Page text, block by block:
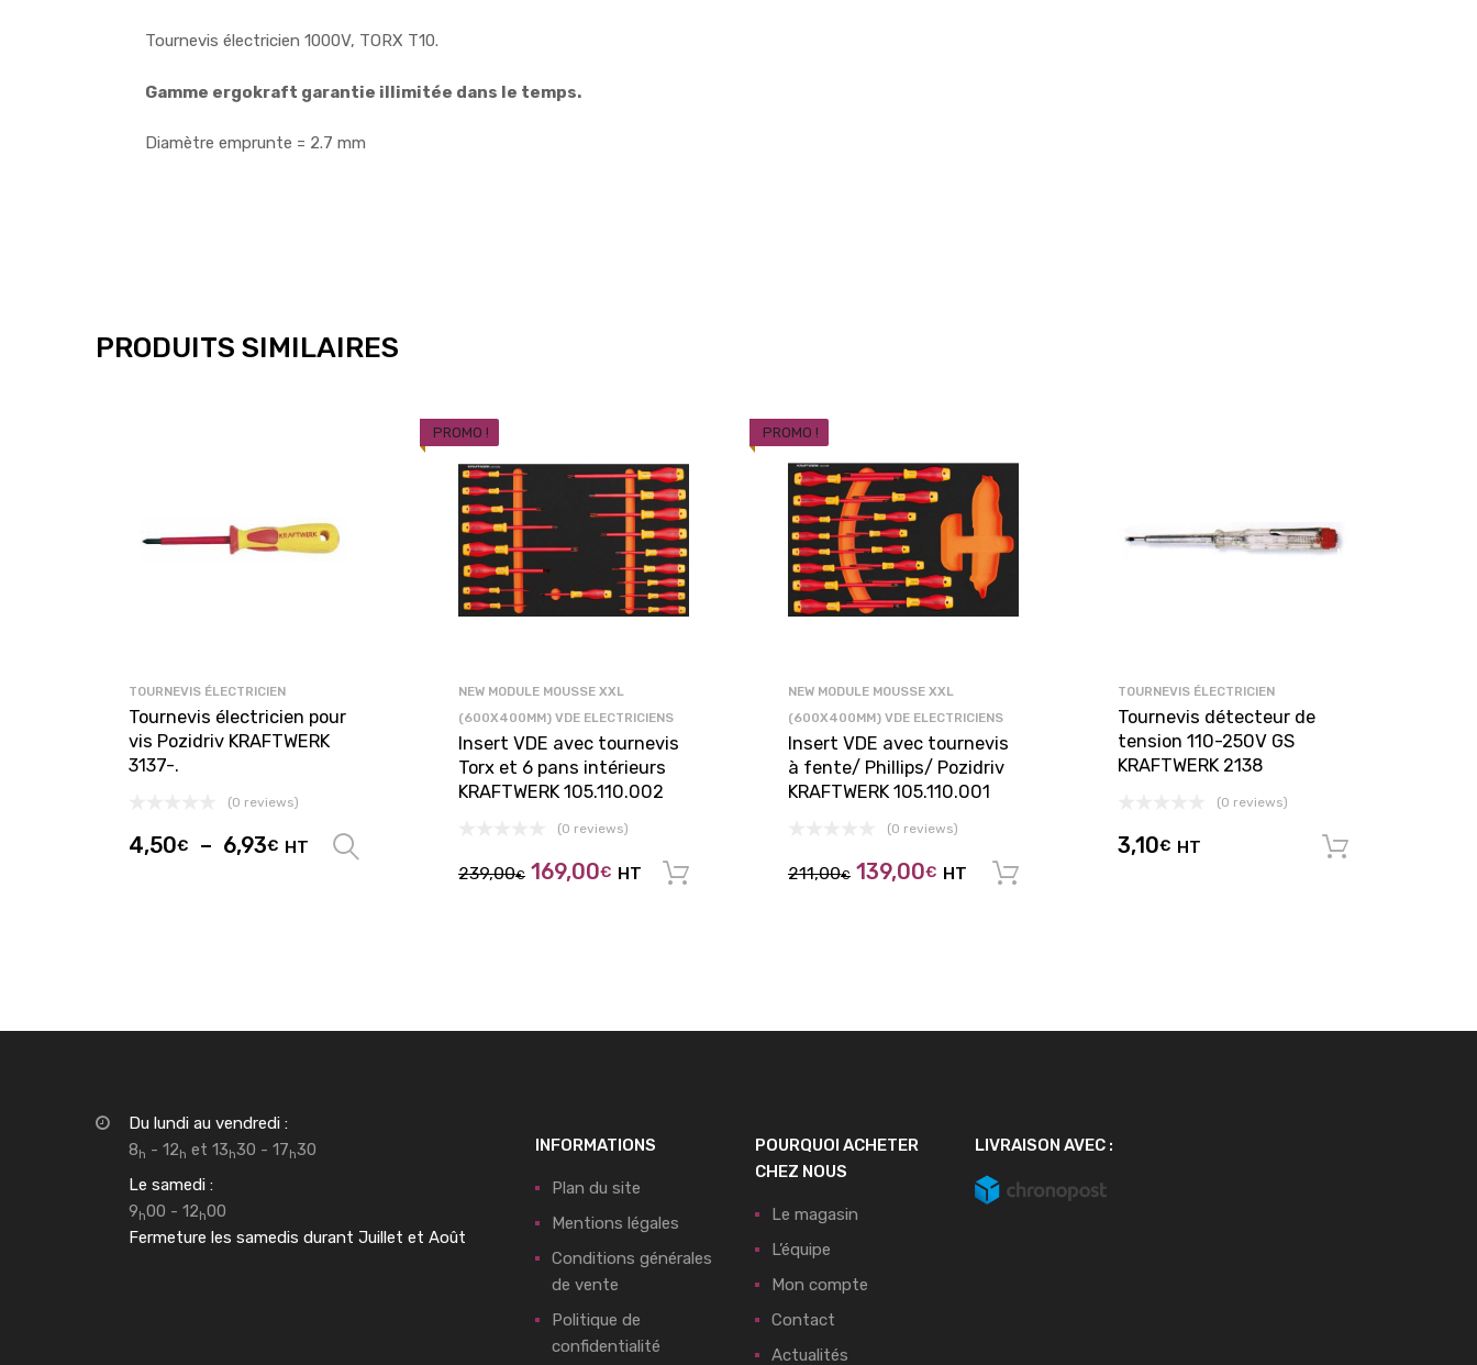
Tournevis électricien 1000V, TORX T10.
Gamme ergokraft garantie illimitée dans le temps.
Diamètre emprunte = 2.7 mm
PRODUITS SIMILAIRES
TOURNEVIS ÉLECTRICIEN
Tournevis électricien pour
vis Pozidriv KRAFTWERK
3137-.
(0 reviews)
4,50€ – 6,93€ HT
PROMO !
NEW MODULE MOUSSE XXL
(600X400MM) VDE ELECTRICIENS
Insert VDE avec tournevis
Torx et 6 pans intérieurs
KRAFTWERK 105.110.002
(0 reviews)
239,00€ 169,00€ HT Ajouter au panier
PROMO !
NEW MODULE MOUSSE XXL
(600X400MM) VDE ELECTRICIENS
Insert VDE avec tournevis
à fente/ Phillips/ Pozidriv
KRAFTWERK 105.110.001
(0 reviews)
211,00€ 139,00€ HT
TOURNEVIS ÉLECTRICIEN
Tournevis détecteur de
tension 110-250V GS
KRAFTWERK 2138
(0 reviews)
3,10€ HT
Du lundi au vendredi :
8h - 12h et 13h30 - 17h30
Le samedi :
9h00 - 12h00
Fermeture les samedis durant Juillet et Août
INFORMATIONS
Plan du site
Mentions légales
Conditions générales
de vente
Politique de
confidentialité
POURQUOI ACHETER
CHEZ NOUS
Le magasin
L’équipe
Mon compte
Contact
Actualités
LIVRAISON AVEC :